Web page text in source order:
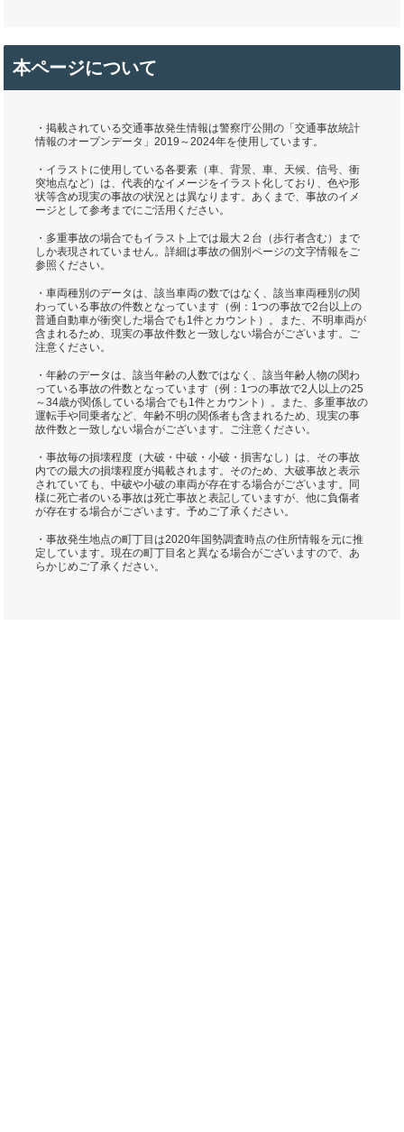
本ページについて
・掲載されている交通事故発生情報は警察庁公開の「交通事故統計
情報のオープンデータ」2019～2024年を使用しています。
・イラストに使用している各要素（車、背景、車、天候、信号、衝
突地点など）は、代表的なイメージをイラスト化しており、色や形
状等含め現実の事故の状況とは異なります。あくまで、事故のイメ
ージとして参考までにご活用ください。
・多重事故の場合でもイラスト上では最大２台（歩行者含む）まで
しか表現されていません。詳細は事故の個別ページの文字情報をご
参照ください。
・車両種別のデータは、該当車両の数ではなく、該当車両種別の関
わっている事故の件数となっています（例：1つの事故で2台以上の
普通自動車が衝突した場合でも1件とカウント）。また、不明車両が
含まれるため、現実の事故件数と一致しない場合がございます。ご
注意ください。
・年齢のデータは、該当年齢の人数ではなく、該当年齢人物の関わ
っている事故の件数となっています（例：1つの事故で2人以上の25
～34歳が関係している場合でも1件とカウント）。また、多重事故の
運転手や同乗者など、年齢不明の関係者も含まれるため、現実の事
故件数と一致しない場合がございます。ご注意ください。
・事故毎の損壊程度（大破・中破・小破・損害なし）は、その事故
内での最大の損壊程度が掲載されます。そのため、大破事故と表示
されていても、中破や小破の車両が存在する場合がございます。同
様に死亡者のいる事故は死亡事故と表記していますが、他に負傷者
が存在する場合がございます。予めご了承ください。
・事故発生地点の町丁目は2020年国勢調査時点の住所情報を元に推
定しています。現在の町丁目名と異なる場合がございますので、あ
らかじめご了承ください。